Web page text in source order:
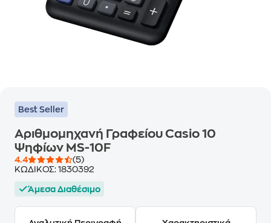
Best Seller
Αριθμομηχανή Γραφείου Casio 10
Ψηφίων MS-10F
4.4
(5)
ΚΩΔΙΚΟΣ: 1830392
Άμεσα Διαθέσιμο